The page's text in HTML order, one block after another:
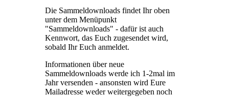
Die Sammeldownloads findet Ihr oben
unter dem Menüpunkt
"Sammeldownloads" - dafür ist auch
Kennwort, das Euch zugesendet wird,
sobald Ihr Euch anmeldet.
Informationen über neue
Sammeldownloads werde ich 1-2mal im
Jahr versenden - ansonsten wird Eure
Mailadresse weder weitergegeben noch